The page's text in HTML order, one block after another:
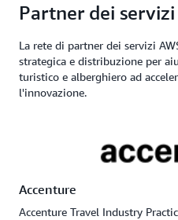
Partner dei servizi
La rete di partner dei servizi
strategica e distribuzione per
turistico e alberghiero ad
l'innovazione.
Accenture
Accenture Travel Industry